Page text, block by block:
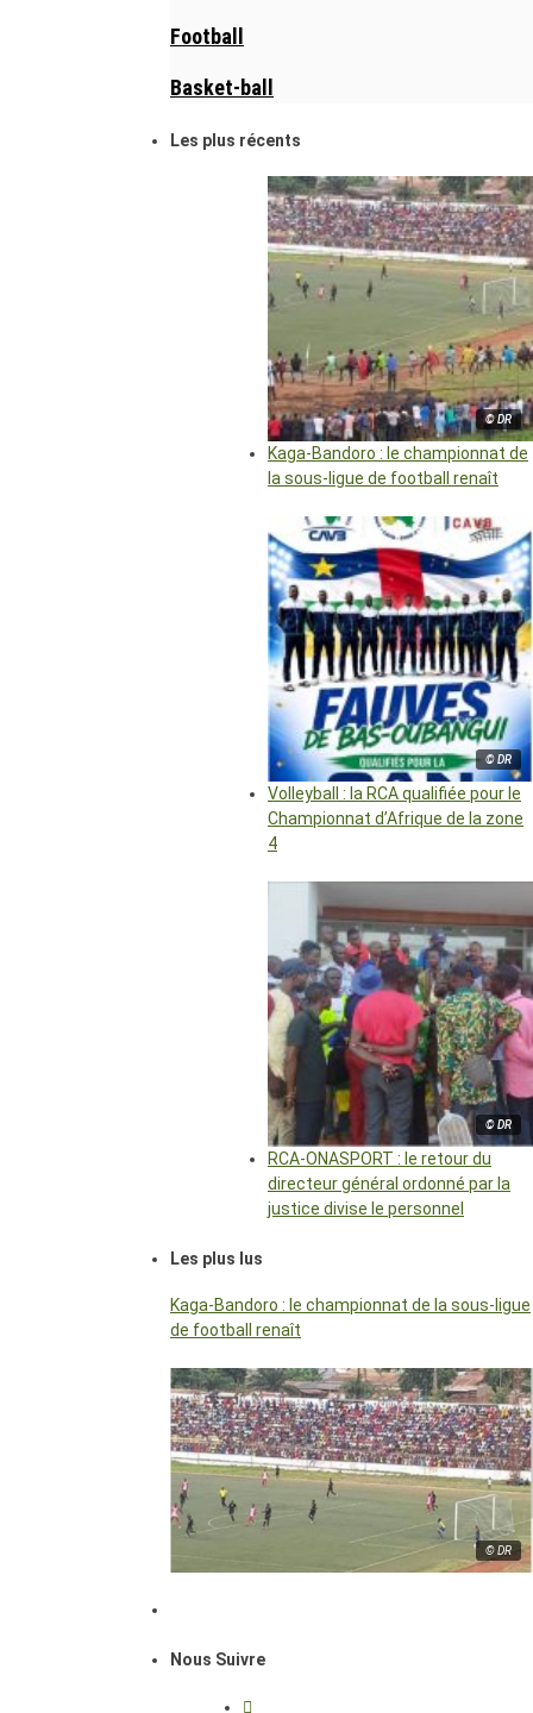
Football
Basket-ball
Les plus récents
© DR
Kaga-Bandoro : le championnat de
la sous-ligue de football renaît
© DR
Volleyball : la RCA qualifiée pour le
Championnat d’Afrique de la zone
4
© DR
RCA-ONASPORT : le retour du
directeur général ordonné par la
justice divise le personnel
Les plus lus
Kaga-Bandoro : le championnat de la sous-ligue
de football renaît
© DR
Nous Suivre